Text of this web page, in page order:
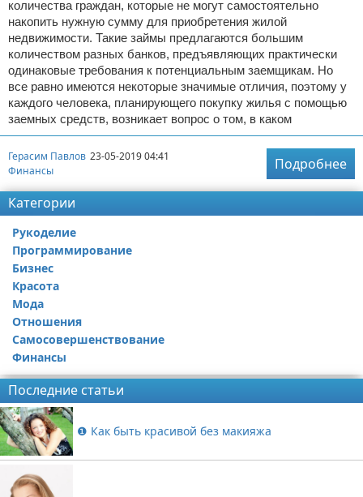
количества граждан, которые не могут самостоятельно
накопить нужную сумму для приобретения жилой
недвижимости. Такие займы предлагаются большим
количеством разных банков, предъявляющих практически
одинаковые требования к потенциальным заемщикам. Но
все равно имеются некоторые значимые отличия, поэтому у
каждого человека, планирующего покупку жилья с помощью
заемных средств, возникает вопрос о том, в каком
Герасим Павлов 23-05-2019 04:41
Финансы
Подробнее
Категории
Рукоделие
Программирование
Бизнес
Красота
Мода
Отношения
Самосовершенствование
Финансы
Последние статьи
❶ Как быть красивой без макияжа